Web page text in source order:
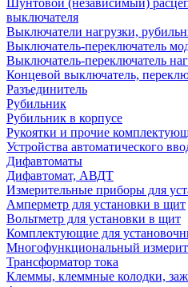
Шунтовой (независимый)
выключателя
Выключатели нагрузки,
Выключатель-переключатель
Выключатель-переключатель
Концевой выключатель,
Разъединитель
Рубильник
Рубильник в корпусе
Рукоятки и прочие
Устройства автоматического
Дифавтоматы
Дифавтомат, АВДТ
Измерительные приборы для
Амперметр для установки в щит
Вольтметр для установки в щит
Комплектующие для
Многофункциональный
Трансформатор тока
Клеммы, клеммные колодки,